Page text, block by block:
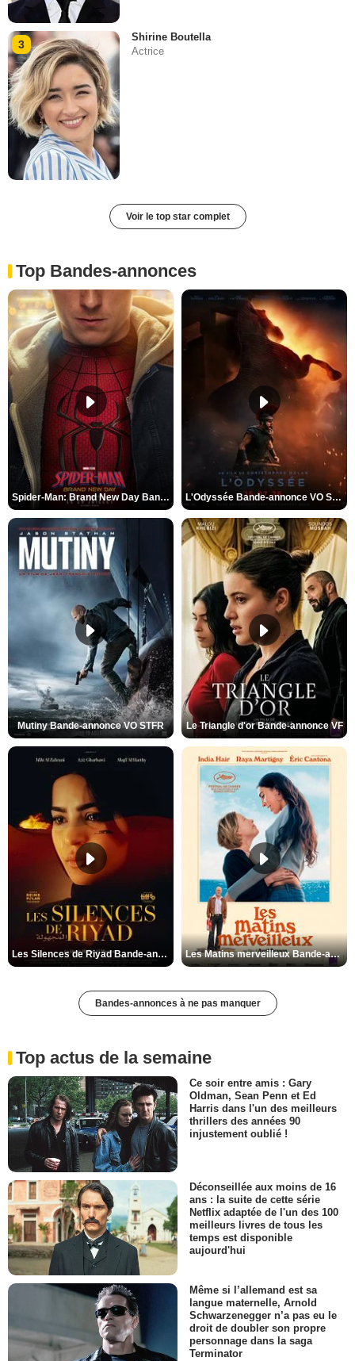
3
Shirine Boutella
Actrice
Voir le top star complet
Top Bandes-annonces
Spider-Man: Brand New Day Bande-annonce VO STFR L'Odyssée Bande-annonce VO STFR
Mutiny Bande-annonce VO STFR Le Triangle d'or Bande-annonce VF
Les Silences de Riyad Bande-annonce VO STFR Les Matins merveilleux Bande-annonce VF
Bandes-annonces à ne pas manquer
Top actus de la semaine
Ce soir entre amis : Gary
Oldman, Sean Penn et Ed
Harris dans l'un des meilleurs
thrillers des années 90
injustement oublié !
Déconseillée aux moins de 16
ans : la suite de cette série
Netflix adaptée de l'un des 100
meilleurs livres de tous les
temps est disponible
aujourd'hui
Même si l’allemand est sa
langue maternelle, Arnold
Schwarzenegger n’a pas eu le
droit de doubler son propre
personnage dans la saga
Terminator